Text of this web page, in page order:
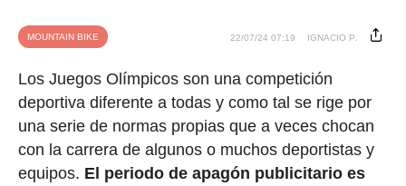
MOUNTAIN BIKE 22/07/24 07:19 IGNACIO P.
Los Juegos Olímpicos son una competición
deportiva diferente a todas y como tal se rige por
una serie de normas propias que a veces chocan
con la carrera de algunos o muchos deportistas y
equipos. El periodo de apagón publicitario es